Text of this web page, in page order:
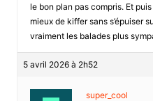
le bon plan pas compris. Et
mieux de kiffer sans s’épuiser
vraiment les balades plus
5 avril 2026 à 2h52
super_cool